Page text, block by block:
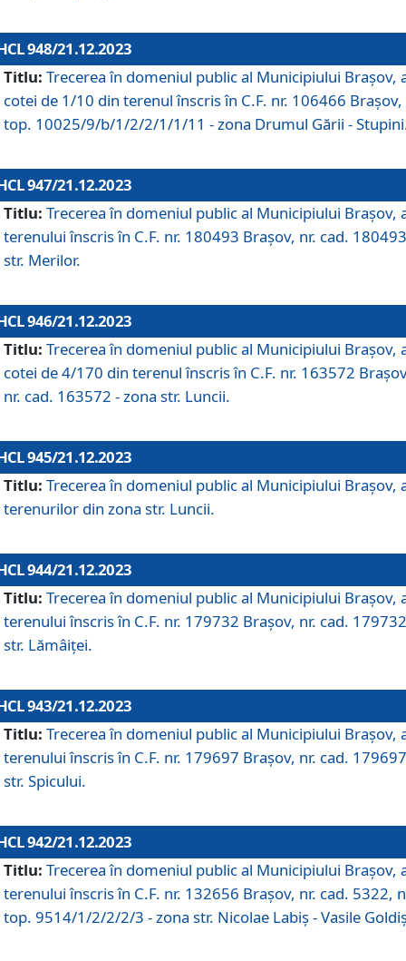
948/21.12.2023
Titlu: Trecerea în domeniul public al Municipiului Braşov,
cotei de 1/10 din terenul înscris în C.F. nr. 106466 Brașov,
top. 10025/9/b/1/2/2/1/1/11 - zona Drumul Gării -
947/21.12.2023
Titlu: Trecerea în domeniul public al Municipiului Braşov,
terenului înscris în C.F. nr. 180493 Brașov, nr. cad.
str. Merilor.
946/21.12.2023
Titlu: Trecerea în domeniul public al Municipiului Braşov,
cotei de 4/170 din terenul înscris în C.F. nr. 163572
nr. cad. 163572 - zona str. Luncii.
945/21.12.2023
Titlu: Trecerea în domeniul public al Municipiului Braşov,
terenurilor din zona str. Luncii.
944/21.12.2023
Titlu: Trecerea în domeniul public al Municipiului Braşov,
terenului înscris în C.F. nr. 179732 Brașov, nr. cad.
str. Lămâiței.
943/21.12.2023
Titlu: Trecerea în domeniul public al Municipiului Braşov,
terenului înscris în C.F. nr. 179697 Brașov, nr. cad.
str. Spicului.
942/21.12.2023
Titlu: Trecerea în domeniul public al Municipiului Braşov,
terenului înscris în C.F. nr. 132656 Brașov, nr. cad. 5322,
top. 9514/1/2/2/2/3 - zona str. Nicolae Labiș - Vasile